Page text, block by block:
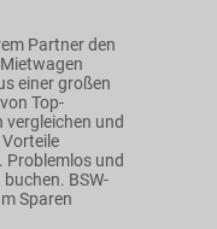
Partner den
einer großen
Top-
vergleichen und
Problemlos und
BSW-
Sparen